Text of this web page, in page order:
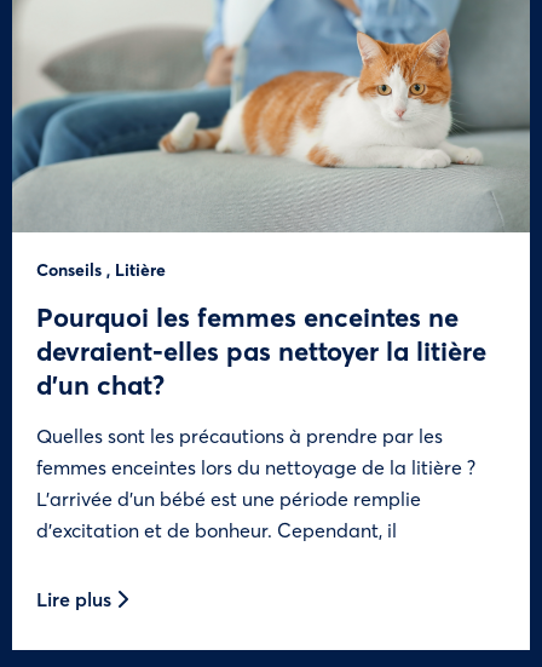
Conseils , Litière
Pourquoi les femmes enceintes ne
devraient-elles pas nettoyer la litière
d’un chat?
Quelles sont les précautions à prendre par les
femmes enceintes lors du nettoyage de la litière ?
L’arrivée d’un bébé est une période remplie
d’excitation et de bonheur. Cependant, il
Lire plus